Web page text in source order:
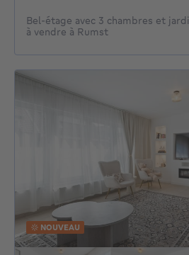
Bel-étage avec 3 chambres et
à vendre à Rumst
NOUVEAU